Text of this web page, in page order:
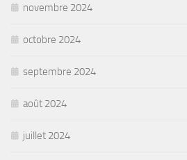
novembre 2024
octobre 2024
septembre 2024
août 2024
juillet 2024